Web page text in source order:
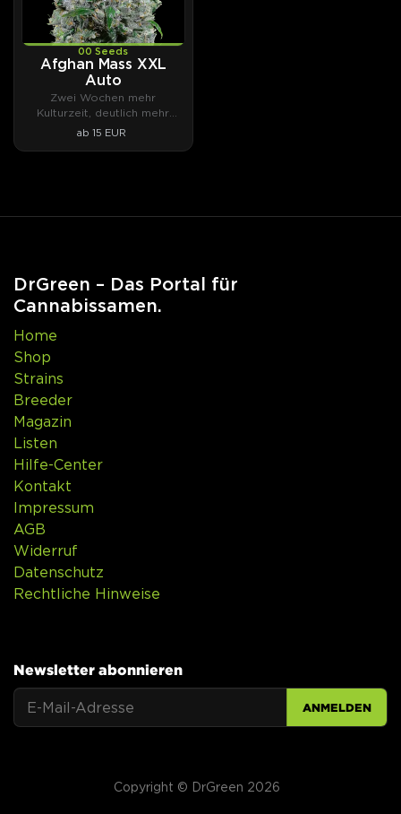
00 Seeds
Afghan Mass XXL
Auto
Zwei Wochen mehr
Kulturzeit, deutlich mehr
Ertrag.
ab 15 EUR
DrGreen – Das Portal für
Cannabissamen.
Home
Shop
Strains
Breeder
Magazin
Listen
Hilfe-Center
Kontakt
Impressum
AGB
Widerruf
Datenschutz
Rechtliche Hinweise
Newsletter abonnieren
ANMELDEN
Copyright © DrGreen 2026